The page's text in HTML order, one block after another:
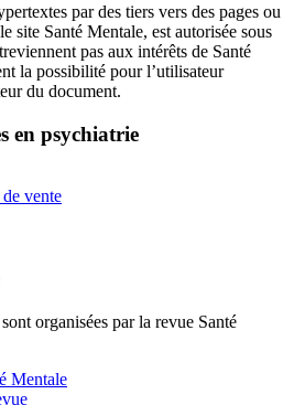
par des tiers vers des pages ou
site Santé Mentale, est autorisée sous
pas aux intérêts de Santé
la possibilité pour l’utilisateur
du document.
en psychiatrie
vente
organisées par la revue Santé
Mentale